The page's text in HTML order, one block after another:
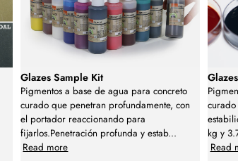
Glazes Sample Kit
Pigmentos a base de agua para concreto
curado que penetran profundamente, con
el portador reaccionando para
fijarlos.Penetración profunda y estab...
Read more
kg y
Read